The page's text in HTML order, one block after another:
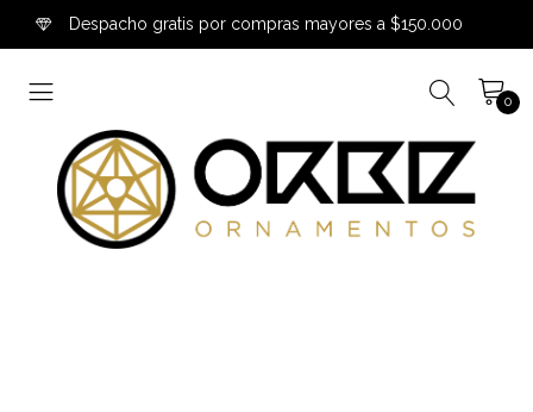
Despacho gratis por compras mayores a $150.000
0